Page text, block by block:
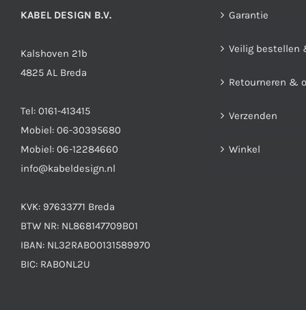
KABEL DESIGN B.V.
Kalshoven 21b
4825 AL Breda
Tel: 0161-413415
Mobiel: 06-30395680
Mobiel: 06-12284660
info@kabeldesign.nl
KVK: 97633771 Breda
BTW NR: NL868147709B01
IBAN: NL32RABO0131589970
BIC: RABONL2U
Garantie
Veilig bestellen
Retourneren &
Verzenden
Winkel